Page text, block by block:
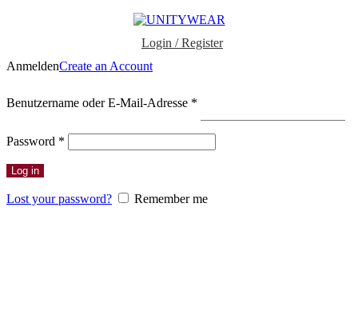
Login / Register
AnmeldenCreate an Account
Benutzername oder E-Mail-Adresse *
Password *
Log in
Lost your password? Remember me